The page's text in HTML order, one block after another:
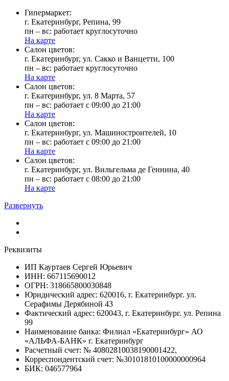
Гипермаркет:
г. Екатеринбург, Репина, 99
пн – вс: работает круглосуточно
На карте
Cалон цветов:
г. Екатеринбург, ул. Сакко и Ванцетти, 100
пн – вс: работает круглосуточно
На карте
Cалон цветов:
г. Екатеринбург, ул. 8 Марта, 57
пн – вс: работает с 09:00 до 21:00
На карте
Cалон цветов:
г. Екатеринбург, ул. Машиностроителей, 10
пн – вс: работает с 09:00 до 21:00
На карте
Cалон цветов:
г. Екатеринбург, ул. Вильгельма де Геннина, 40
пн – вс: работает с 08:00 до 21:00
На карте
Развернуть
Реквизиты
ИП Кауртаев Сергей Юрьевич
ИНН: 667115690012
ОГРН: 318665800030848
Юридический адрес: 620016, г. Екатеринбург. ул.
Серафимы Дерябиной 43
Фактический адрес: 620043, г. Екатеринбург. ул. Репина
99
Наименование банка: Филиал «Екатеринбург» АО
«АЛЬФА-БАНК» г. Екатеринбург
Расчетный счет: № 40802810038190001422,
Корреспондентский счет: №30101810100000000964
БИК: 046577964